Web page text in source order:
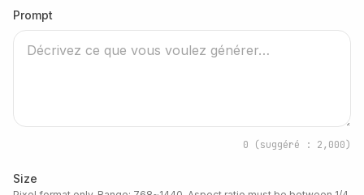
Prompt
0 (suggéré : 2,000)
Size